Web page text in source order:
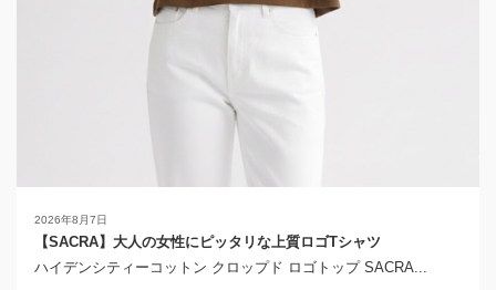
2026年8月7日
【SACRA】大人の女性にピッタリな上質ロゴTシャツ
ハイデンシティーコットン クロップド ロゴトップ SACRA...